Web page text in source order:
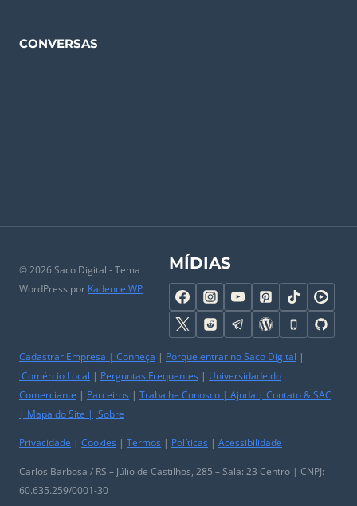
CONVERSAS
© 2026 Saco Digital - Tema
WordPress por Kadence WP
MÍDIAS
Cadastrar Empresa | Conheça | Porque entrar no Saco Digital |
Comércio Local | Perguntas Frequentes | Universidade do
Comerciante | Parceiros | Trabalhe Conosco | Ajuda | Contato & SAC
| Mapa do Site | Sobre
Privacidade | Cookies | Termos | Políticas | Acessibilidade
Carlos Barbosa / RS – Júlio de Castilhos, 285 – Sala: 23 Centro | CNPJ:
60.635.259/0001-30